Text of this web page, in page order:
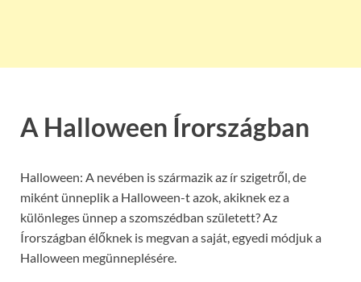
A Halloween Írországban
Halloween: A nevében is származik az ír szigetről, de
miként ünneplik a Halloween-t azok, akiknek ez a
különleges ünnep a szomszédban született? Az
Írországban élőknek is megvan a saját, egyedi módjuk a
Halloween megünneplésére.